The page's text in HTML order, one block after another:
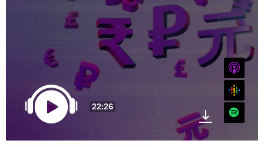
22:26
iTunes
Spotify